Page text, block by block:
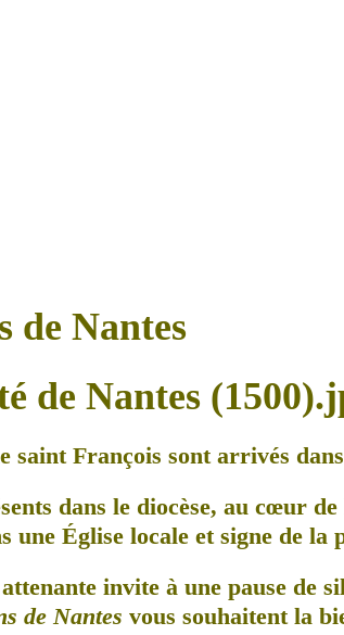
de Nantes
saint François sont arrivés
dans le diocèse, au cœur
Église locale et signe de la
attenante invite à une pause de
de Nantes vous souhaitent la